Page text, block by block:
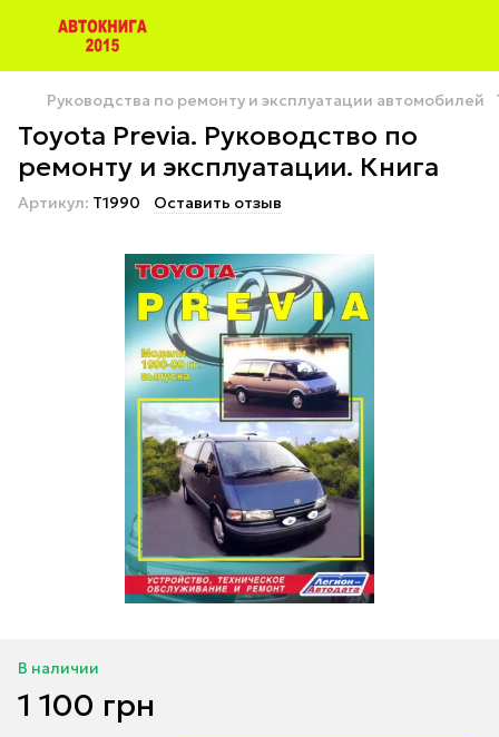
Руководства по ремонту и эксплуатации автомобилей
Toyota Previa. Руководство по
ремонту и эксплуатации. Книга
Артикул: T1990 Оставить отзыв
В наличии
1 100 грн